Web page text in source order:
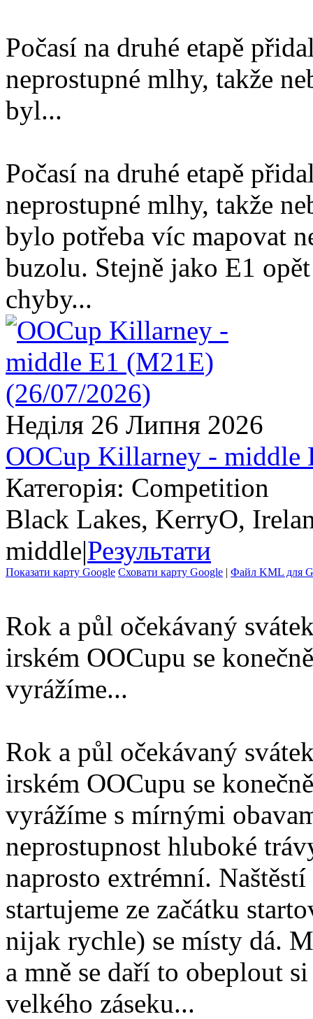
Počasí na druhé etapě
neprostupné mlhy, takže
byl...
Počasí na druhé etapě
neprostupné mlhy, takže
bylo potřeba víc mapovat
buzolu. Stejně jako E1
chyby...
Неділя 26 Липня 2026
OOCup Killarney - middle
Категорія: Competition
Black Lakes, KerryO,
middle|Результати
Показати карту Google Сховати карту Google | Файл KML для
Rok a půl očekávaný
irském OOCupu se
vyrážíme...
Rok a půl očekávaný
irském OOCupu se
vyrážíme s mírnými
neprostupnost hluboké
naprosto extrémní.
startujeme ze začátku
nijak rychle) se místy dá.
a mně se daří to obeplout
velkého záseku...